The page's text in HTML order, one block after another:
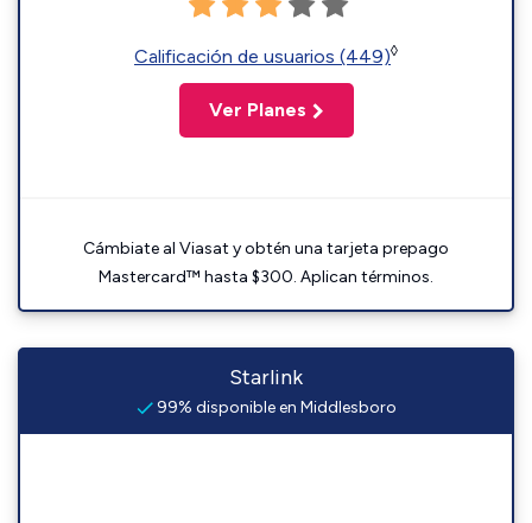
Calificación de usuarios (449)◊
Ver Planes
Cámbiate al Viasat y obtén una tarjeta prepago
Mastercard™ hasta $300. Aplican términos.
Starlink
99% disponible en Middlesboro